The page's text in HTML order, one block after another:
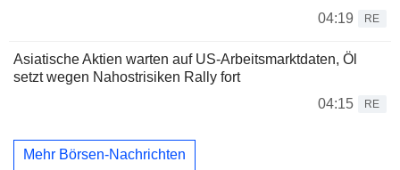
04:19
RE
Asiatische Aktien warten auf US-Arbeitsmarktdaten, Öl
setzt wegen Nahostrisiken Rally fort
04:15
RE
Mehr Börsen-Nachrichten